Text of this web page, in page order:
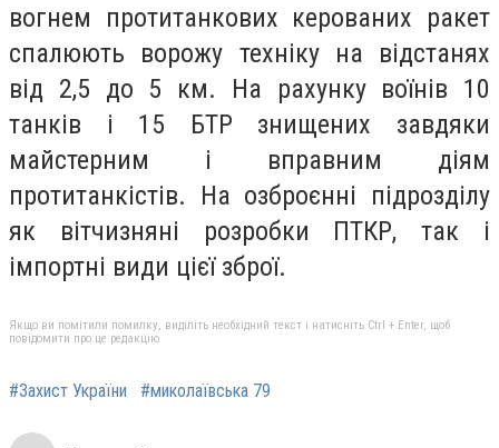
вогнем протитанкових керованих ракет
спалюють ворожу техніку на відстанях
від 2,5 до 5 км. На рахунку воїнів 10
танків і 15 БТР знищених завдяки
майстерним і вправним діям
протитанкістів. На озброєнні підрозділу
як вітчизняні розробки ПТКР, так і
імпортні види цієї зброї.
Якщо ви помітили помилку, виділіть необхідний текст і натисніть Ctrl + Enter, щоб
повідомити про це редакцію
#Захист України #миколаївська 79